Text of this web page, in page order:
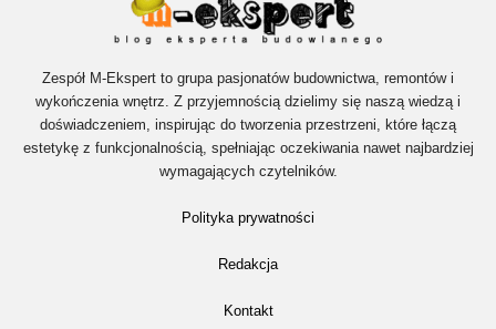
Zespół M-Ekspert to grupa pasjonatów budownictwa, remontów i
wykończenia wnętrz. Z przyjemnością dzielimy się naszą wiedzą i
doświadczeniem, inspirując do tworzenia przestrzeni, które łączą
estetykę z funkcjonalnością, spełniając oczekiwania nawet najbardziej
wymagających czytelników.
Polityka prywatności
Redakcja
Kontakt